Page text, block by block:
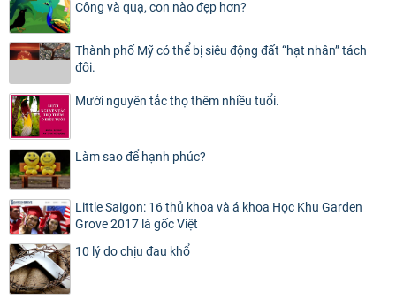
Công và quạ, con nào đẹp hơn?
Thành phố Mỹ có thể bị siêu động đất “hạt nhân” tách
đôi.
Mười nguyên tắc thọ thêm nhiều tuổi.
Làm sao để hạnh phúc?
Little Saigon: 16 thủ khoa và á khoa Học Khu Garden
Grove 2017 là gốc Việt
10 lý do chịu đau khổ